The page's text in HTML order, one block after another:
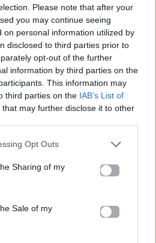
Please note that after your
you may continue seeing
on personal information utilized by
disclosed to third parties prior to
opt-out of the further
information by third parties on the
This information may
third parties on the IAB’s List of
that may further disclose it to other
Opt Outs
Sharing of my
Sale of my
Me & My Pet: Το Mad
Viral στην Cosmote TV
αφιερώνει τα φετινά
Χριστούγεννα στα
αγαπημένα μας
κατοικίδια
16.12.2024
Mad Viral